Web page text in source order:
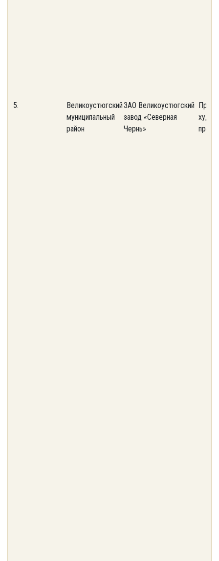
5.
Великоустюгский
муниципальный
район
ЗАО Великоустюгский
завод «Северная
Чернь»